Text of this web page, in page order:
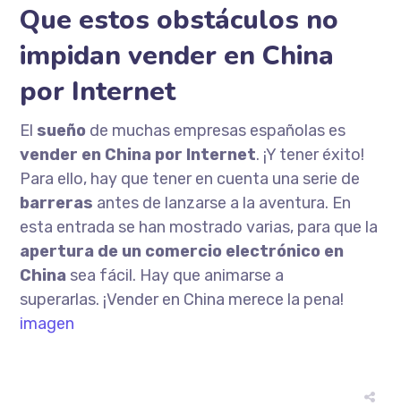
Que estos obstáculos no
impidan vender en China
por Internet
El sueño de muchas empresas españolas es
vender en China por Internet. ¡Y tener éxito!
Para ello, hay que tener en cuenta una serie de
barreras antes de lanzarse a la aventura. En
esta entrada se han mostrado varias, para que la
apertura de un comercio electrónico en
China sea fácil. Hay que animarse a
superarlas. ¡Vender en China merece la pena!
imagen